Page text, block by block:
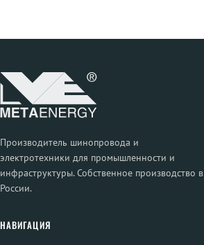
Производитель шинопровода и
электротехники для промышленности и
инфраструктуры. Собственное производство в
России.
НАВИГАЦИЯ